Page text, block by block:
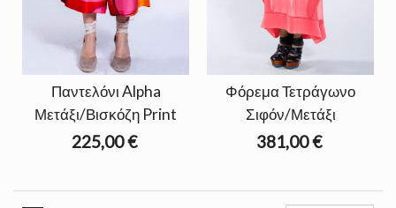
Παντελόνι Alpha
Μετάξι/Βισκόζη Print
225,00 €
Φόρεμα Τετράγωνο
Σιφόν/Μετάξι
381,00 €